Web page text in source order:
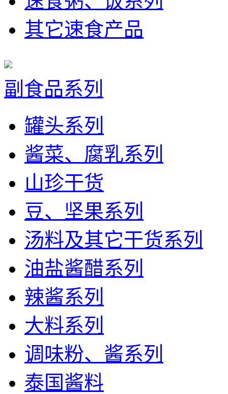
其它速食产品
副食品系列
罐头系列
酱菜、腐乳系列
山珍干货
豆、坚果系列
汤料及其它干货系列
油盐酱醋系列
辣酱系列
大料系列
调味粉、酱系列
泰国酱料